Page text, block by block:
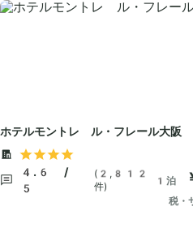
ホテルモントレ ル・フレール大阪
4.6 /
5
(2,812
件)
1泊
税